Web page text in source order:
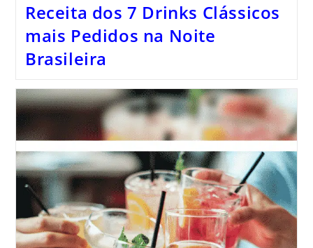
Receita dos 7 Drinks Clássicos
mais Pedidos na Noite
Brasileira